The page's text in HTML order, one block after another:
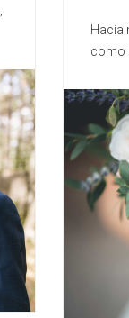
Hacía
como